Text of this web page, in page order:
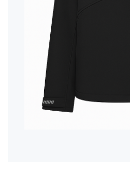
Rekisteröidy
Kirjaudu sisään